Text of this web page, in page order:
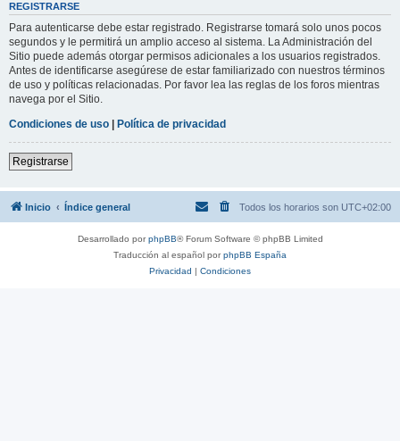
REGISTRARSE
Para autenticarse debe estar registrado. Registrarse tomará solo unos pocos
segundos y le permitirá un amplio acceso al sistema. La Administración del
Sitio puede además otorgar permisos adicionales a los usuarios registrados.
Antes de identificarse asegúrese de estar familiarizado con nuestros términos
de uso y políticas relacionadas. Por favor lea las reglas de los foros mientras
navega por el Sitio.
Condiciones de uso | Política de privacidad
Registrarse
Inicio Índice general Todos los horarios son UTC+02:00
Desarrollado porphpBB® Forum Software © phpBB Limited
Traducción al español porphpBB España
Privacidad | Condiciones